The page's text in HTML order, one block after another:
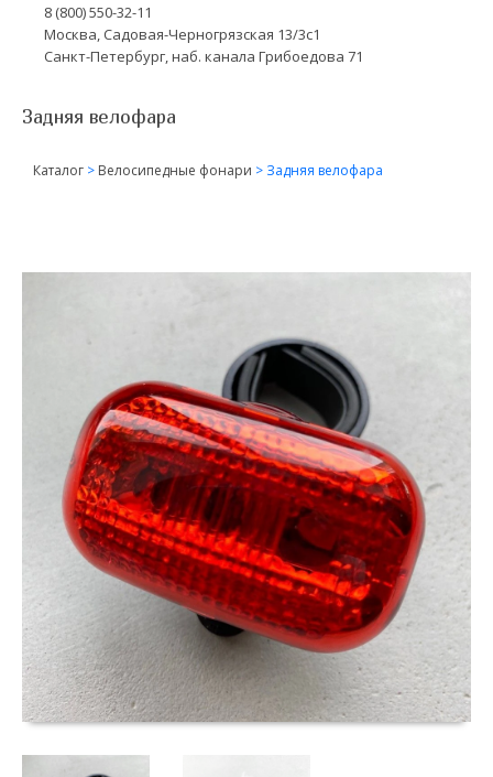
8 (800) 550-32-11
Москва, Садовая-Черногрязская 13/3с1
Санкт-Петербург, наб. канала Грибоедова 71
Задняя велофара
Каталог > Велосипедные фонари > Задняя велофара